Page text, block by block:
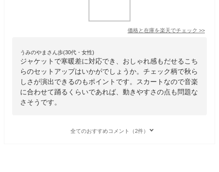
価格と在庫を楽天でチェック >>
うみのやまさん歩(30代・女性)
ジャケットで寒暖差に対応でき、おしゃれ感もだせるこち
らのセットアップはいかがでしょうか。チェック柄で秋ら
しさが演出できるのもポイントです。スカートなので音楽
に合わせて踊るくらいであれば、動きやすさの点も問題な
さそうです。
全てのおすすめコメント（2件）